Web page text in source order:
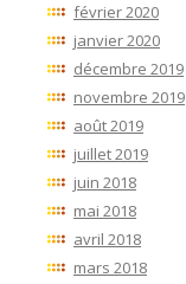
février 2020
janvier 2020
décembre 2019
novembre 2019
août 2019
juillet 2019
juin 2018
mai 2018
avril 2018
mars 2018